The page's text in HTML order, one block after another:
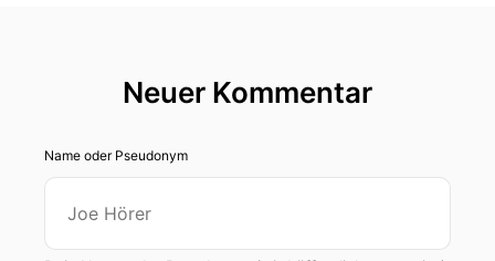
Neuer Kommentar
Name oder Pseudonym